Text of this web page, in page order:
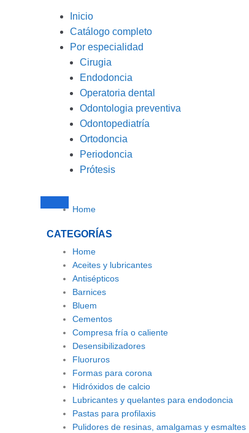
Inicio
Catálogo completo
Por especialidad
Cirugia
Endodoncia
Operatoria dental
Odontologia preventiva
Odontopediatría
Ortodoncia
Periodoncia
Prótesis
Home
CATEGORÍAS
Home
Aceites y lubricantes
Antisépticos
Barnices
Bluem
Cementos
Compresa fría o caliente
Desensibilizadores
Fluoruros
Formas para corona
Hidróxidos de calcio
Lubricantes y quelantes para endodoncia
Pastas para profilaxis
Pulidores de resinas, amalgamas y esmaltes